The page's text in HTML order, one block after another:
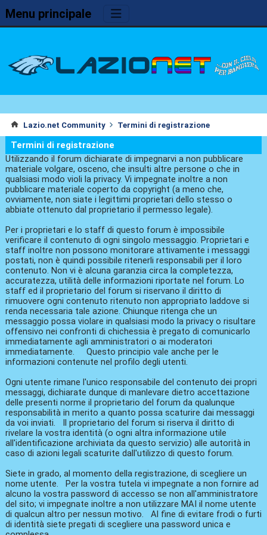
Menu principale
Lazio.net Community Termini di registrazione
Termini di registrazione
Utilizzando il forum dichiarate di impegnarvi a non pubblicare
materiale volgare, osceno, che insulti altre persone o che in
qualsiasi modo violi la privacy. Vi impegnate inoltre a non
pubblicare materiale coperto da copyright (a meno che,
ovviamente, non siate i legittimi proprietari dello stesso o
abbiate ottenuto dal proprietario il permesso legale).
Per i proprietari e lo staff di questo forum è impossibile
verificare il contenuto di ogni singolo messaggio. Proprietari e
staff inoltre non possono monitorare attivamente i messaggi
postati, non è quindi possibile ritenerli responsabili per il loro
contenuto. Non vi è alcuna garanzia circa la completezza,
accuratezza, utilità delle informazioni riportate nel forum. Lo
staff ed il proprietario del forum si riservano il diritto di
rimuovere ogni contenuto ritenuto non appropriato laddove si
renda necessaria tale azione. Chiunque ritenga che un
messaggio possa violare in qualsiasi modo la privacy o risultare
offensivo nei confronti di chichessia è pregato di comunicarlo
immediatamente agli amministratori o ai moderatori
immediatamente. Questo principio vale anche per le
informazioni contenute nel profilo degli utenti.
Ogni utente rimane l'unico responsabile del contenuto dei propri
messaggi, dichiarate dunque di manlevare dietro accettazione
delle presenti norme il proprietario del forum da qualunque
responsabilità in merito a quanto possa scaturire dai messaggi
da voi inviati. Il proprietario del forum si riserva il diritto di
rivelare la vostra identità (o ogni altra informazione utile
all'identificazione archiviata da questo servizio) alle autorità in
caso di azioni legali scaturite dall'utilizzo di questo forum.
Siete in grado, al momento della registrazione, di scegliere un
nome utente. Per la vostra tutela vi impegnate a non fornire ad
alcuno la vostra password di accesso se non all'amministratore
del sito; vi impegnate inoltre a non utilizzare MAI il nome utente
di qualcun altro per nessun motivo. Al fine di evitare frodi o furti
di identità siete pregati di scegliere una password unica e